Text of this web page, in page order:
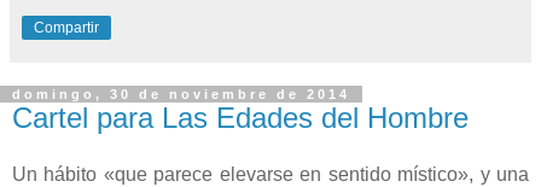
Compartir
domingo, 30 de noviembre de 2014
Cartel para Las Edades del Hombre
Un hábito «que parece elevarse en sentido místico», y una